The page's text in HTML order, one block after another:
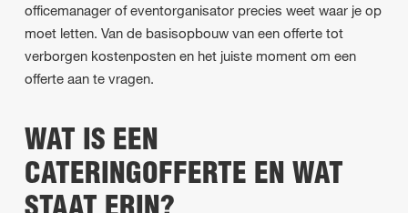
officemanager of eventorganisator precies weet waar je op
moet letten. Van de basisopbouw van een offerte tot
verborgen kostenposten en het juiste moment om een
offerte aan te vragen.
WAT IS EEN
CATERINGOFFERTE EN WAT